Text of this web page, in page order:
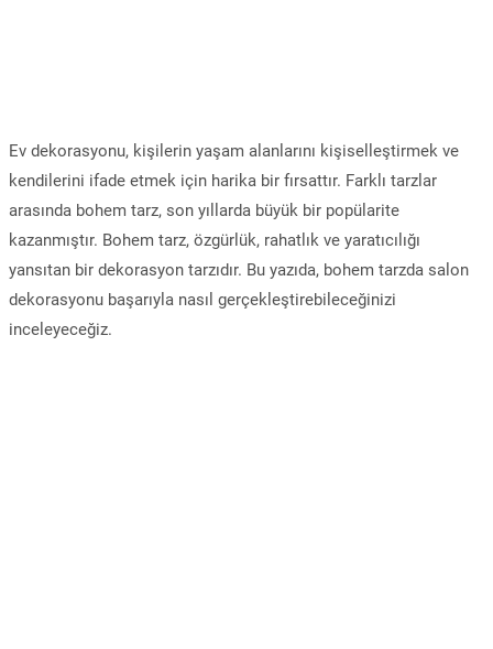
Ev dekorasyonu, kişilerin yaşam alanlarını kişiselleştirmek ve
kendilerini ifade etmek için harika bir fırsattır. Farklı tarzlar
arasında bohem tarz, son yıllarda büyük bir popülarite
kazanmıştır. Bohem tarz, özgürlük, rahatlık ve yaratıcılığı
yansıtan bir dekorasyon tarzıdır. Bu yazıda, bohem tarzda salon
dekorasyonu başarıyla nasıl gerçekleştirebileceğinizi
inceleyeceğiz.